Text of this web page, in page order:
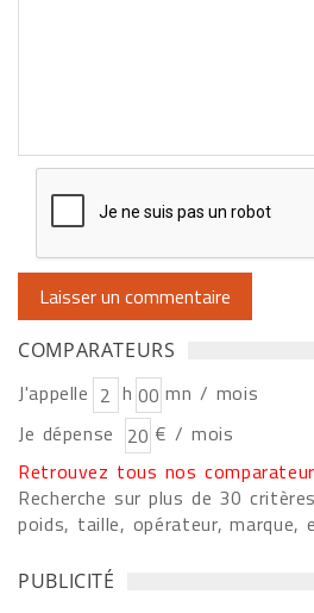
COMPARATEURS
J'appelle h
mn / mois
Je dépense
€ / mois
Retrouvez tous nos
Recherche sur plus de 30
poids, taille, opérateur, marque,
PUBLICITÉ